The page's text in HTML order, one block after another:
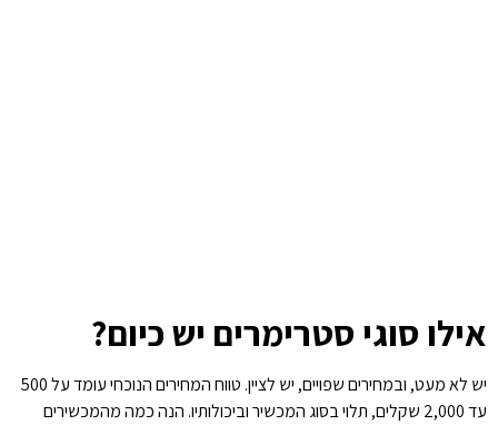
אילו סוגי סטרימרים יש כיום?
יש לא מעט, ובמחירים שפויים, יש לציין. טווח המחירים הנוכחי עומד על 500
עד 2,000 שקלים, תלוי בסוג המכשיר וביכולותיו. הנה כמה מהמכשירים